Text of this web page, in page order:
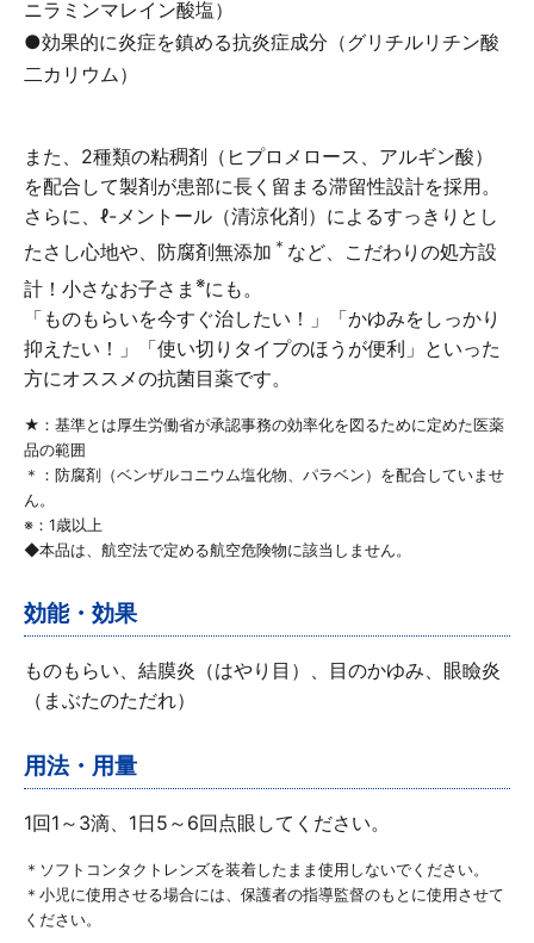
ニラミンマレイン酸塩）
●効果的に炎症を鎮める抗炎症成分（グリチルリチン酸
二カリウム）
また、2種類の粘稠剤（ヒプロメロース、アルギン酸）
を配合して製剤が患部に長く留まる滞留性設計を採用。
さらに、ℓ-メントール（清涼化剤）によるすっきりとし
たさし心地や、防腐剤無添加 ＊ など、こだわりの処方設
計！小さなお子さま ※にも。
「ものもらいを今すぐ治したい！」「かゆみをしっかり
抑えたい！」「使い切りタイプのほうが便利」といった
方にオススメの抗菌目薬です。
★：基準とは厚生労働省が承認事務の効率化を図るために定めた医薬
品の範囲
＊：防腐剤（ベンザルコニウム塩化物、パラベン）を配合していませ
ん。
※：1歳以上
◆本品は、航空法で定める航空危険物に該当しません。
効能・効果
ものもらい、結膜炎（はやり目）、目のかゆみ、眼瞼炎
（まぶたのただれ）
用法・用量
1回1～3滴、1日5～6回点眼してください。
＊ソフトコンタクトレンズを装着したまま使用しないでください。
＊小児に使用させる場合には、保護者の指導監督のもとに使用させて
ください。